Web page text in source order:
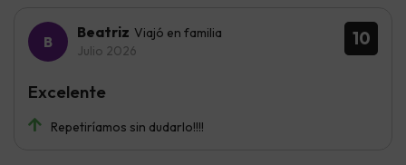
10
Beatriz Viajó en familia
Julio 2026
Repetiríamos sin dudarlo!!!!
Excelente